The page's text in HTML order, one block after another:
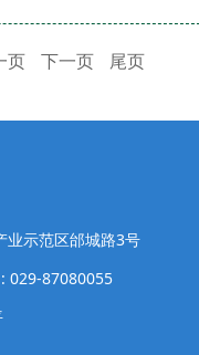
页 下一页 尾页
业示范区邰城路3号
029-87080055